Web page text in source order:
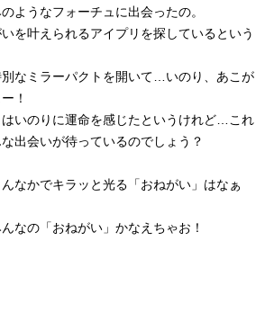
ようなフォーチュに出会ったの。
を叶えられるアイプリを探しているという
なミラーパクトを開いて…いのり、あこが
！
いのりに運命を感じたというけれど…これ
出会いが待っているのでしょう？
なかでキラッと光る「おねがい」はなぁ
なの「おねがい」かなえちゃお！